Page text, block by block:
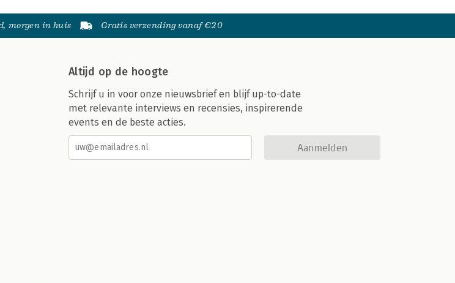
morgen in huis Gratis verzending vanaf €20
Altijd op de hoogte
Schrijf u in voor onze nieuwsbrief en blijf up-to-date
met relevante interviews en recensies, inspirerende
events en de beste acties.
Aanmelden